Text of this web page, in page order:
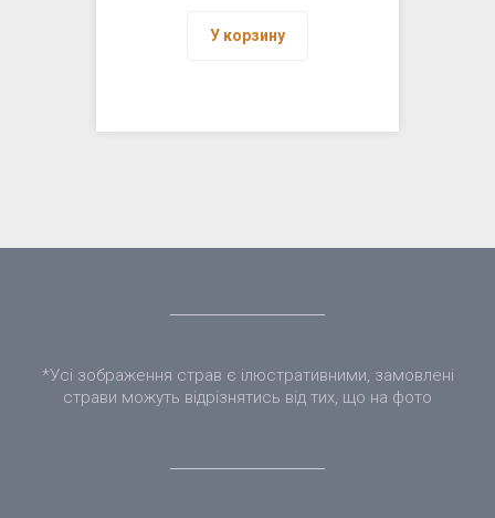
У корзину
*Усі зображення страв є ілюстративними, замовлені
страви можуть відрізнятись від тих, що на фото